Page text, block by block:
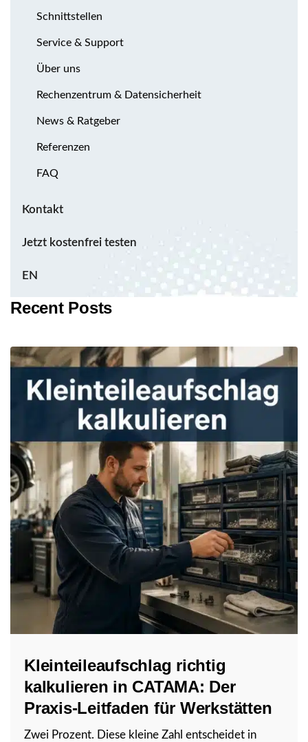
Schnittstellen
Service & Support
Über uns
Rechenzentrum & Datensicherheit
News & Ratgeber
Referenzen
FAQ
Kontakt
Jetzt kostenfrei testen
EN
Recent Posts
Kleinteileaufschlag richtig
kalkulieren in CATAMA: Der
Praxis-Leitfaden für Werkstätten
Zwei Prozent. Diese kleine Zahl entscheidet in